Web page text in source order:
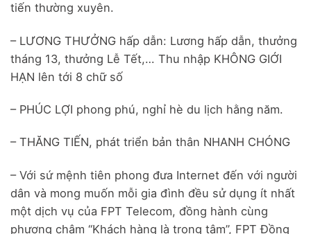
tiến thường xuyên.
– LƯƠNG THƯỞNG hấp dẫn: Lương hấp dẫn, thưởng
tháng 13, thưởng Lễ Tết,… Thu nhập KHÔNG GIỚI
HẠN lên tới 8 chữ số
– PHÚC LỢI phong phú, nghỉ hè du lịch hằng năm.
– THĂNG TIẾN, phát triển bản thân NHANH CHÓNG
– Với sứ mệnh tiên phong đưa Internet đến với người
dân và mong muốn mỗi gia đình đều sử dụng ít nhất
một dịch vụ của FPT Telecom, đồng hành cùng
phương châm “Khách hàng là trọng tâm”, FPT Đồng